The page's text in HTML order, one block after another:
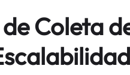
Coleta